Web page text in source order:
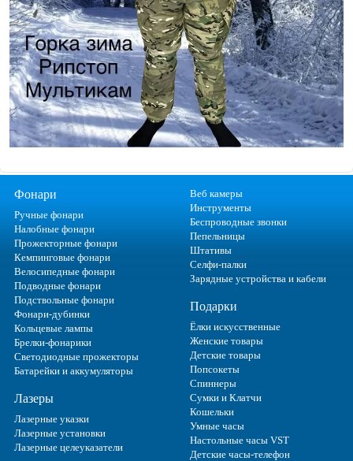
Фонари
Ручные фонари
Налобные фонари
Прожекторные фонари
Кемпинговые фонари
Велосипедные фонари
Подводные фонари
Подствольные фонари
Фонари-дубинки
Кольцевые лампы
Брелки-фонарики
Светодиодные прожекторы
Батарейки и аккумуляторы
Лазеры
Лазерные указки
Лазерные установки
Лазерные целеуказатели
Веб камеры
Инструменты
Беспроводные звонки
Пепельницы
Штативы
Селфи-палки
Зарядные устройства и кабели
Подарки
Ёлки искусственные
Женские товары
Детские товары
Попсокеты
Спиннеры
Сумки и Клатчи
Кошельки
Умные часы
Настольные часы VST
Детские часы-телефон